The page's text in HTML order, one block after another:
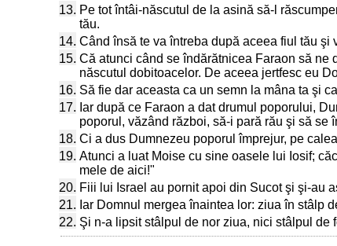
13. Pe tot întâi-născutul de la asină să-l
tău.
14. Când însă te va întreba după aceea fiul tău
15. Că atunci când se îndărătnicea Faraon să
născutul dobitoacelor. De aceea jertfesc eu
16. Să fie dar aceasta ca un semn la mâna ta şi
17. Iar după ce Faraon a dat drumul poporului,
poporul, văzând război, să-i pară rău şi să se
18. Ci a dus Dumnezeu poporul împrejur, pe
19. Atunci a luat Moise cu sine oasele lui Iosif;
mele de aici!"
20. Fiii lui Israel au pornit apoi din Sucot şi şi-au
21. Iar Domnul mergea înaintea lor: ziua în stâlp
22. Şi n-a lipsit stâlpul de nor ziua, nici stâlpul de